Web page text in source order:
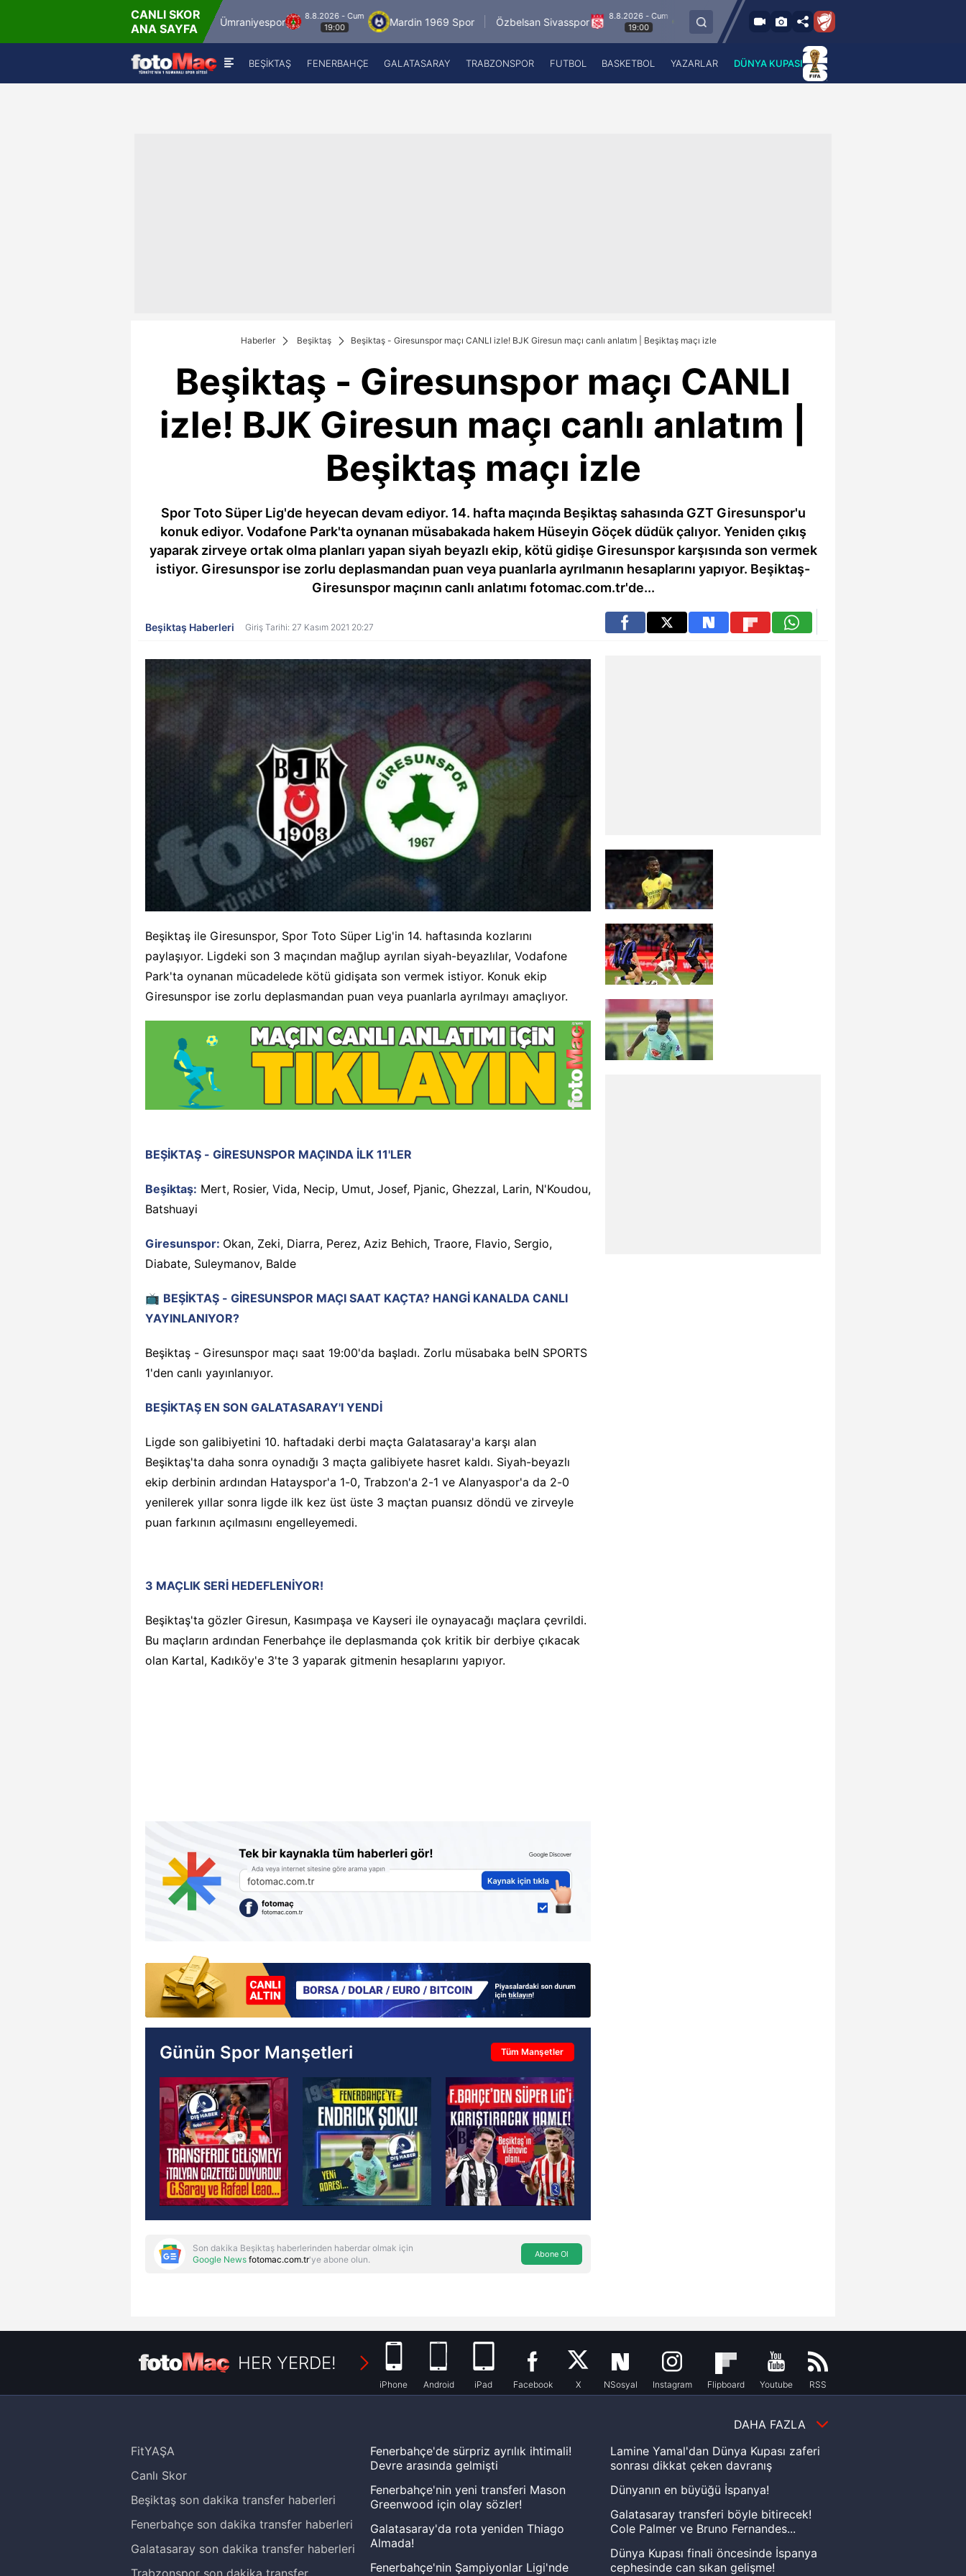
CANLI SKOR
ANA SAYFA
İstanbulspor Ümraniyespor
8.8.2026 - Cum
19:00
Mardin 1969 Spor Özbelsan Sivasspor
8.8.2026 - Cum
19:00
Esenler Erokspor Hesap.com Antalyaspor
A Haber Radyo
BEŞİKTAŞ FENERBAHÇE GALATASARAY TRABZONSPOR FUTBOL BASKETBOL YAZARLAR DÜNYA KUPASI
Haberler Beşiktaş Beşiktaş - Giresunspor maçı CANLI izle! BJK Giresun maçı canlı anlatım | Beşiktaş maçı izle
Beşiktaş - Giresunspor maçı CANLI
izle! BJK Giresun maçı canlı anlatım |
Beşiktaş maçı izle
Spor Toto Süper Lig'de heyecan devam ediyor. 14. hafta maçında Beşiktaş sahasında GZT Giresunspor'u
konuk ediyor. Vodafone Park'ta oynanan müsabakada hakem Hüseyin Göçek düdük çalıyor. Yeniden çıkış
yaparak zirveye ortak olma planları yapan siyah beyazlı ekip, kötü gidişe Giresunspor karşısında son vermek
istiyor. Giresunspor ise zorlu deplasmandan puan veya puanlarla ayrılmanın hesaplarını yapıyor. Beşiktaş-
Giresunspor maçının canlı anlatımı fotomac.com.tr'de...
Beşiktaş Haberleri Giriş Tarihi: 27 Kasım 2021 20:27
Beşiktaş ile Giresunspor, Spor Toto Süper Lig'in 14. haftasında kozlarını
paylaşıyor. Ligdeki son 3 maçından mağlup ayrılan siyah-beyazlılar, Vodafone
Park'ta oynanan mücadelede kötü gidişata son vermek istiyor. Konuk ekip
Giresunspor ise zorlu deplasmandan puan veya puanlarla ayrılmayı amaçlıyor.
BEŞİKTAŞ - GİRESUNSPOR MAÇINDA İLK 11'LER
Beşiktaş: Mert, Rosier, Vida, Necip, Umut, Josef, Pjanic, Ghezzal, Larin, N'Koudou,
Batshuayi
Giresunspor: Okan, Zeki, Diarra, Perez, Aziz Behich, Traore, Flavio, Sergio,
Diabate, Suleymanov, Balde
📺 BEŞİKTAŞ - GİRESUNSPOR MAÇI SAAT KAÇTA? HANGİ KANALDA CANLI
YAYINLANIYOR?
Beşiktaş - Giresunspor maçı saat 19:00'da başladı. Zorlu müsabaka beIN SPORTS
1'den canlı yayınlanıyor.
BEŞİKTAŞ EN SON GALATASARAY'I YENDİ
Ligde son galibiyetini 10. haftadaki derbi maçta Galatasaray'a karşı alan
Beşiktaş'ta daha sonra oynadığı 3 maçta galibiyete hasret kaldı. Siyah-beyazlı
ekip derbinin ardından Hatayspor'a 1-0, Trabzon'a 2-1 ve Alanyaspor'a da 2-0
yenilerek yıllar sonra ligde ilk kez üst üste 3 maçtan puansız döndü ve zirveyle
puan farkının açılmasını engelleyemedi.
3 MAÇLIK SERİ HEDEFLENİYOR!
Beşiktaş'ta gözler Giresun, Kasımpaşa ve Kayseri ile oynayacağı maçlara çevrildi.
Bu maçların ardından Fenerbahçe ile deplasmanda çok kritik bir derbiye çıkacak
olan Kartal, Kadıköy'e 3'te 3 yaparak gitmenin hesaplarını yapıyor.
Günün Spor Manşetleri Tüm Manşetler
Son dakika Beşiktaş haberlerinden haberdar olmak için
Google News fotomac.com.tr'ye abone olun. Abone Ol
HER YERDE!
iPhone Android iPad Facebook X NSosyal Instagram Flipboard Youtube RSS
DAHA FAZLA
FitYAŞA
Canlı Skor
Beşiktaş son dakika transfer haberleri
Fenerbahçe son dakika transfer haberleri
Galatasaray son dakika transfer haberleri
Trabzonspor son dakika transfer
Fenerbahçe'de sürpriz ayrılık ihtimali!
Devre arasında gelmişti
Fenerbahçe'nin yeni transferi Mason
Greenwood için olay sözler!
Galatasaray'da rota yeniden Thiago
Almada!
Fenerbahçe'nin Şampiyonlar Ligi'nde
Lamine Yamal'dan Dünya Kupası zaferi
sonrası dikkat çeken davranış
Dünyanın en büyüğü İspanya!
Galatasaray transferi böyle bitirecek!
Cole Palmer ve Bruno Fernandes...
Dünya Kupası finali öncesinde İspanya
cephesinde can sıkan gelişme!